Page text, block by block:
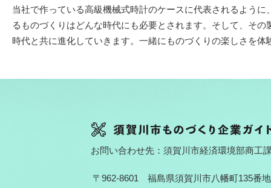
当社で作っている高級機械式時計のケースに代表されるように
るものづくりはどんな時代にも必要とされます。そして、その
時代と共に進化していきます。一緒にものづくりの楽しさを体
お問い合わせ先：須賀川市経済環境部商工
〒962-8601 福島県須賀川市八幡町135番地